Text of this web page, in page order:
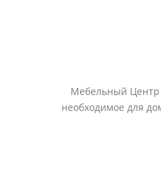
Мебельный Центр
необходимое для